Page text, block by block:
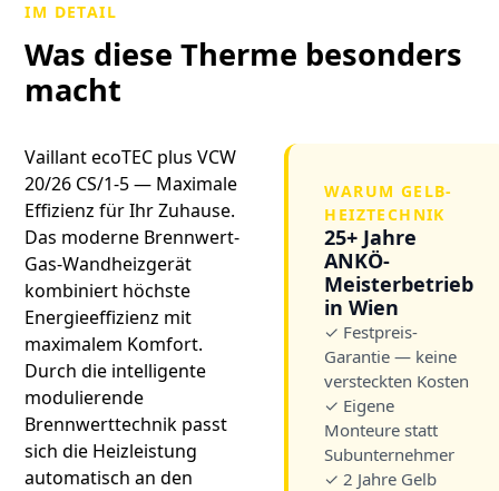
IM DETAIL
Was diese Therme besonders
macht
Vaillant ecoTEC plus VCW
20/26 CS/1-5 — Maximale
Effizienz für Ihr Zuhause.
Das moderne Brennwert-
Gas-Wandheizgerät
kombiniert höchste
Energieeffizienz mit
maximalem Komfort.
Durch die intelligente
modulierende
Brennwerttechnik passt
sich die Heizleistung
automatisch an den
WARUM GELB-
HEIZTECHNIK
25+ Jahre
ANKÖ-
Meisterbetrieb
in Wien
✓ Festpreis-
Garantie — keine
versteckten Kosten
✓ Eigene
Monteure statt
Subunternehmer
✓ 2 Jahre Gelb